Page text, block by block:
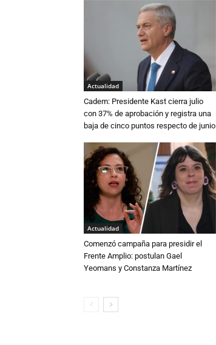
Actualidad
Cadem: Presidente Kast cierra julio
con 37% de aprobación y registra una
baja de cinco puntos respecto de junio
Actualidad
Comenzó campaña para presidir el
Frente Amplio: postulan Gael
Yeomans y Constanza Martínez